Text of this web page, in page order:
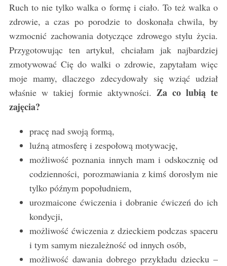
Ruch to nie tylko walka o formę i ciało. To też walka o
zdrowie, a czas po porodzie to doskonała chwila, by
wzmocnić zachowania dotyczące zdrowego stylu życia.
Przygotowując ten artykuł, chciałam jak najbardziej
zmotywować Cię do walki o zdrowie, zapytałam więc
moje mamy, dlaczego zdecydowały się wziąć udział
właśnie w takiej formie aktywności. Za co lubią te
zajęcia?
pracę nad swoją formą,
luźną atmosferę i zespołową motywację,
możliwość poznania innych mam i odskocznię od
codzienności, porozmawiania z kimś dorosłym nie
tylko późnym popołudniem,
urozmaicone ćwiczenia i dobranie ćwiczeń do ich
kondycji,
możliwość ćwiczenia z dzieckiem podczas spaceru
i tym samym niezależność od innych osób,
możliwość dawania dobrego przykładu dziecku –